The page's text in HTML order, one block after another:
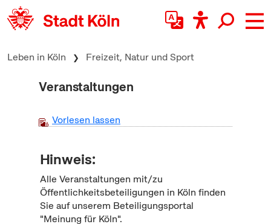
zum Inhalt springen
Leben in Köln Freizeit, Natur und Sport
Veranstaltungen
Vorlesen lassen
Hinweis:
Alle Veranstaltungen mit/zu
Öffentlichkeitsbeteiligungen in Köln finden
Sie auf unserem Beteiligungsportal
"Meinung für Köln".